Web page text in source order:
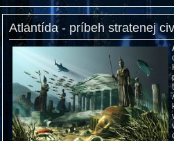
Atlantída - príbeh stratenej